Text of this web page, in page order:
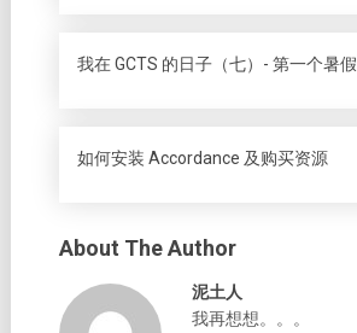
我在 GCTS 的日子（七）- 第一个暑假
如何安装 Accordance 及购买资源
About The Author
泥土人
我再想想。。。